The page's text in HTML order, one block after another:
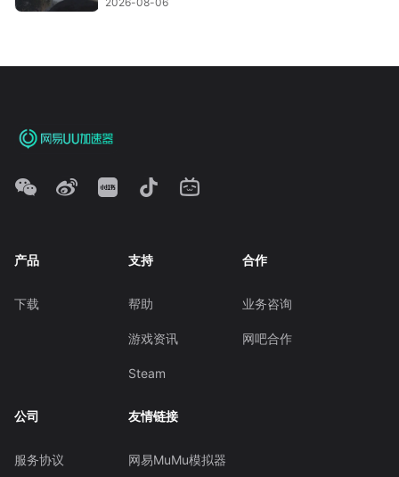
产品
下载
支持
帮助
游戏资讯
Steam
合作
业务咨询
网吧合作
公司
服务协议
友情链接
网易MuMu模拟器